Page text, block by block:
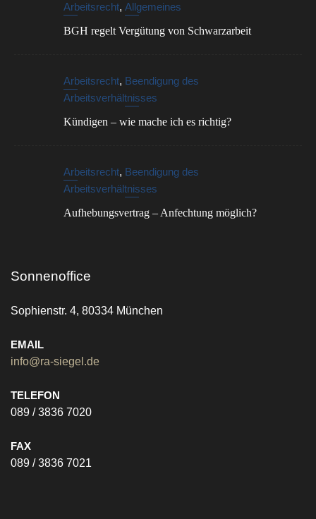
Arbeitsrecht, Allgemeines
BGH regelt Vergütung von Schwarzarbeit
Arbeitsrecht, Beendigung des
Arbeitsverhältnisses
Kündigen – wie mache ich es richtig?
Arbeitsrecht, Beendigung des
Arbeitsverhältnisses
Aufhebungsvertrag – Anfechtung möglich?
Sonnenoffice
Sophienstr. 4, 80334 München
EMAIL
info@ra-siegel.de
TELEFON
089 / 3836 7020
FAX
089 / 3836 7021